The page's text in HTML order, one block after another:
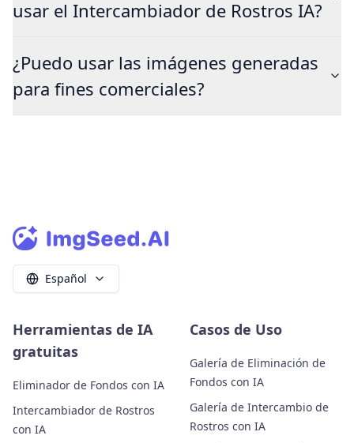
usar el Intercambiador de Rostros IA?
¿Puedo usar las imágenes generadas
para fines comerciales?
Español
Herramientas de IA
gratuitas
Eliminador de Fondos con IA
Intercambiador de Rostros
con IA
Casos de Uso
Galería de Eliminación de
Fondos con IA
Galería de Intercambio de
Rostros con IA